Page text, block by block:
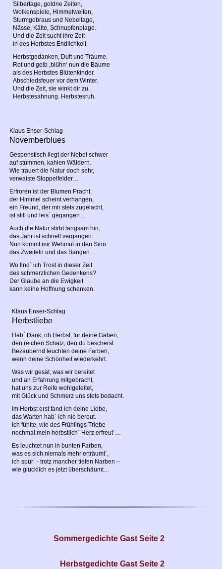
Silbertage, goldne Zeiten,
Wolkenspiele, Himmelweiten,
Sturmgebraus und Nebeltage,
Nässe, Kälte, Schnupfenplage.
Und die Zeit sucht ihre Zeit
in des Herbstes Endlichkeit.
Herbstgedanken, Duft und Träume.
Rot und gelb ‚blühn‘ nun die Bäume
als des Herbstes Blütenkinder.
Abschiedsfeuer vor dem Winter.
Und die Zeit, sie winkt dir zu.
Herbstesahnung. Herbstesruh.
Klaus Enser-Schlag
Novemberblues
Gespenstisch liegt der Nebel schwer
auf stummen, kahlen Wäldern.
Wie trauert die Natur doch sehr,
verwaiste Stoppelfelder…
Erfroren ist der Blumen Pracht,
der Himmel scheint verhangen,
ein Freund, der mir stets zugelacht,
ist still und leis´ gegangen…
Auch die Natur stirbt langsam hin,
das Jahr ist schnell vergangen.
Nun kommt mir Wehmut in den Sinn
das Zweifeln und das Bangen…
Wo find´ ich Trost in dieser Zeit
des schmerzlichen Gedenkens?
Der Glaube an die Ewigkeit
kann keine Hoffnung schenken.
Klaus Enser-Schlag
Herbstliebe
Hab´ Dank, oh Herbst, für deine Gaben,
den reichen Schatz, den du bescherst.
Bezaubernd leuchten deine Farben,
wenn deine Schönheit wiederkehrt.
Was wir gesät, was wir bereitet
und an Erfahrung mitgebracht,
hat uns zur Reife wohlgeleitet,
mit Glück und Schmerz uns stets bedacht.
Im Herbst erst fand ich deine Liebe,
das Warten hab´ ich nie bereut.
Ich fühlte, wie des Frühlings Triebe
nochmal mein herbstlich´ Herz erfreut´…
Es leuchtet nun in bunten Farben,
was es sich niemals mehr erträumt´,
ich spür´ - trotz mancher tiefen Narben –
wie glücklich es jetzt überschäumt…
Sommergedichte Gast Seite 2
Herbstgedichte Gast Seite 2